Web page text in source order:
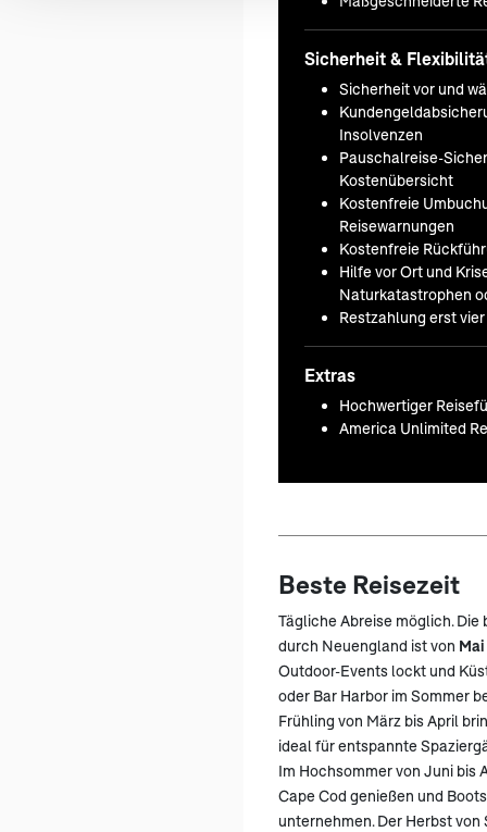
Sicherheit &
Sicherheit vor und
Insolvenzen
Pauschalreise-
Kostenübersicht
Kostenfreie
Reisewarnungen
Kostenfreie
Hilfe vor Ort und
Naturkatastrophen
Restzahlung erst
Extras
Hochwertiger
America Unlimited
Beste Reisezeit
Tägliche Abreise möglich.
durch Neuengland ist von
Outdoor-Events lockt und
oder Bar Harbor im Sommer
Frühling von März bis April
ideal für entspannte
Im Hochsommer von Juni bis
Cape Cod genießen und
unternehmen. Der Herbst